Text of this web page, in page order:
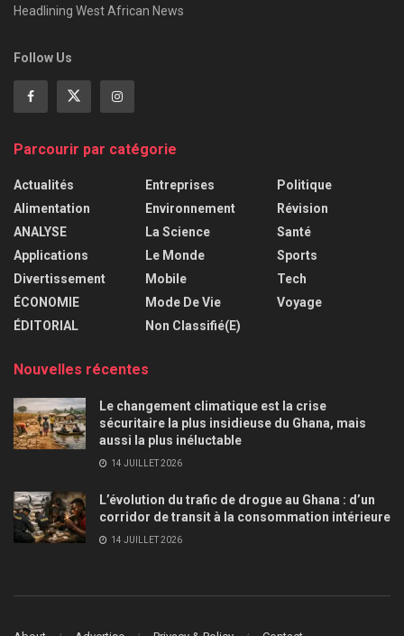
Headlining West African News
Follow Us
Parcourir par catégorie
Actualités
Alimentation
ANALYSE
Applications
Divertissement
ÉCONOMIE
ÉDITORIAL
Entreprises
Environnement
La Science
Le Monde
Mobile
Mode De Vie
Non Classifié(e)
Politique
Révision
Santé
Sports
Tech
Voyage
Nouvelles récentes
Le changement climatique est la crise
sécuritaire la plus insidieuse du Ghana, mais
aussi la plus inéluctable
14 JUILLET 2026
L’évolution du trafic de drogue au Ghana : d’un
corridor de transit à la consommation intérieure
14 JUILLET 2026